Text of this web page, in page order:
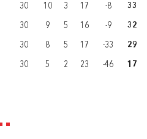
30 10 3 17 -8 33
30 9 5 16 -9 32
30 8 5 17 -33 29
30 5 2 23 -46 17